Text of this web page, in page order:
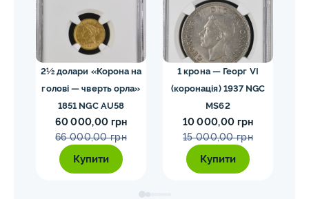
2½ долари «Корона на
голові — чверть орла»
1851 NGC AU58
60 000,00 грн
66 000,00 грн
Купити
1 крона — Георг VI
(коронація) 1937 NGC
MS62
10 000,00 грн
15 000,00 грн
Купити